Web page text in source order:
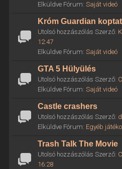
Elküldve Fórum: Saját videó
Króm Guardian
Utolsó hozzászólás Szerző:
12:47
Elküldve Fórum: Saját videó
GTA 5 Hülyülés
Utolsó hozzászólás Szerző:
Elküldve Fórum: Saját videó
Castle crashers
Utolsó hozzászólás Szerző:
Elküldve Fórum: Egyéb
Trash Talk The Movie
Utolsó hozzászólás Szerző:
16:28